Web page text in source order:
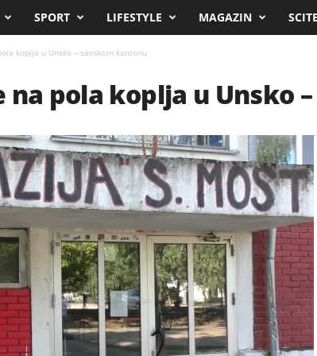
SPORT LIFESTYLE MAGAZIN
koplja u Unsko – sanskom kantonu
na pola koplja u Unsko